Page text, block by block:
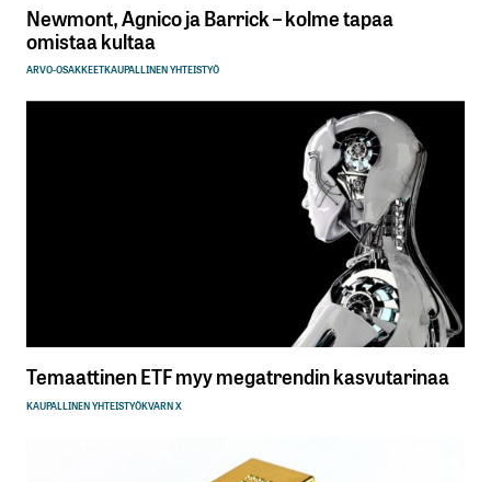
Newmont, Agnico ja Barrick – kolme tapaa
omistaa kultaa
ARVO-OSAKKEETKAUPALLINEN YHTEISTYÖ
Temaattinen ETF myy megatrendin kasvutarinaa
KAUPALLINEN YHTEISTYÖKVARN X